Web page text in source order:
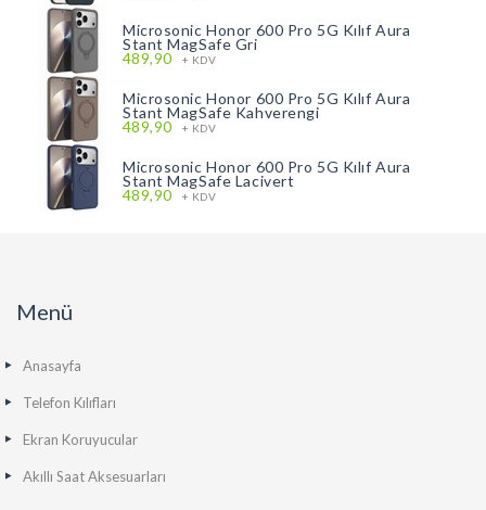
Microsonic Honor 600 Pro 5G Kılıf Aura
Stant MagSafe Gri
489,90 + KDV
Microsonic Honor 600 Pro 5G Kılıf Aura
Stant MagSafe Kahverengi
489,90 + KDV
Microsonic Honor 600 Pro 5G Kılıf Aura
Stant MagSafe Lacivert
489,90 + KDV
Menü
Anasayfa
Telefon Kılıfları
Ekran Koruyucular
Akıllı Saat Aksesuarları